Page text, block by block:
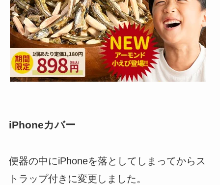
iPhoneカバー
便器の中にiPhoneを落としてしまってからス
トラップ付きに変更しました。